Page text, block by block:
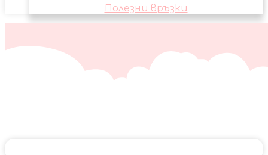
Полезни връзки